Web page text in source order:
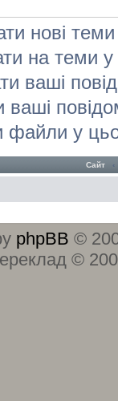
нові
на теми
ваші
ваші
файли у
Сайт ‹
phpBB ©
©